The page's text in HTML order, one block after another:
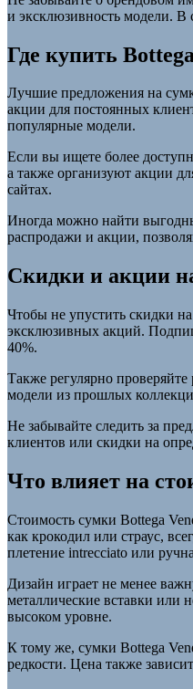
и эксклюзивность модели. В
Где купить
Лучшие предложения на
акции для постоянных
популярные модели.
Если вы ищете более
а также организуют акции
сайтах.
Иногда можно найти
распродажи и акции,
Скидки и акции
Чтобы не упустить скидки
эксклюзивных акций.
40%.
Также регулярно
модели из прошлых
Не забывайте следить за
клиентов или скидки на
Что влияет на
Стоимость сумки Bottega
как крокодил или страус,
плетение intrecciato или
Дизайн играет не менее
металлические вставки или
высоком уровне.
К тому же, сумки Bottega
редкости. Цена также